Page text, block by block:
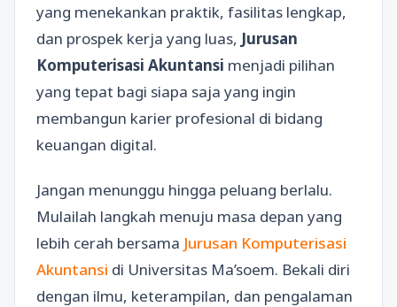
yang menekankan praktik, fasilitas lengkap,
dan prospek kerja yang luas, Jurusan
Komputerisasi Akuntansi menjadi pilihan
yang tepat bagi siapa saja yang ingin
membangun karier profesional di bidang
keuangan digital.
Jangan menunggu hingga peluang berlalu.
Mulailah langkah menuju masa depan yang
lebih cerah bersama Jurusan Komputerisasi
Akuntansi di Universitas Ma’soem. Bekali diri
dengan ilmu, keterampilan, dan pengalaman